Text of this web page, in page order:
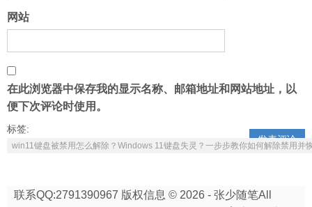
标签:
win11键盘被禁用怎么解除？Windows 11键盘失灵？一步步教你如何解除禁用并
网站
在此浏览器中保存我的显示名称、邮箱地址和网站地址，以
便下次评论时使用。
联系QQ:2791390967 版权信息 © 2026 - 张少随笔All